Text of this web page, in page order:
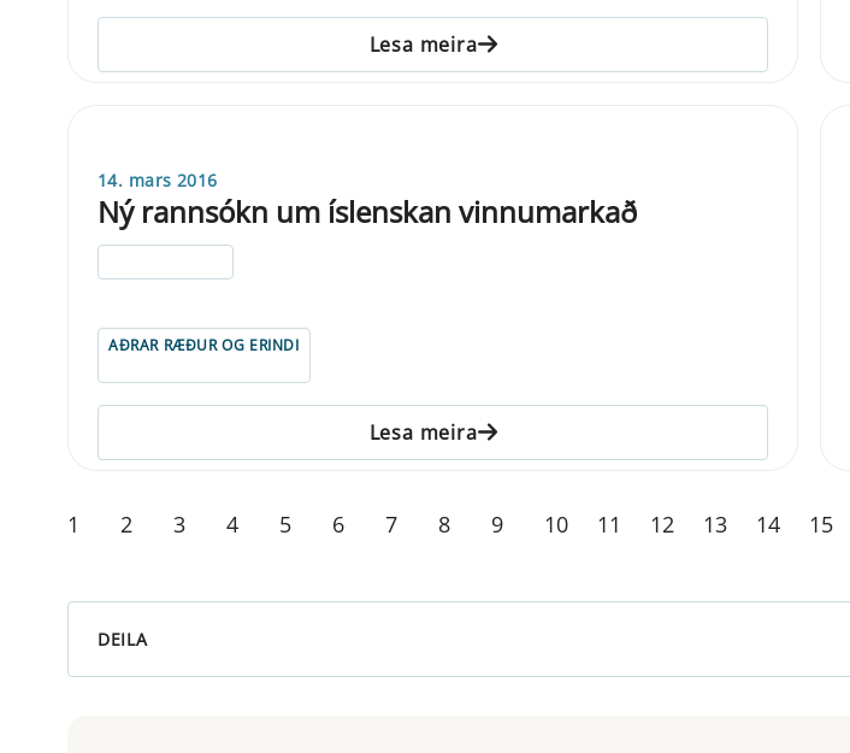
Lesa meira
14. mars 2016
Ný rannsókn um íslenskan vinnumarkað
AÐRAR RÆÐUR OG ERINDI
Lesa meira
1 2 3 4 5 6 7 8 9 10 11 12 13 14 15
DEILA